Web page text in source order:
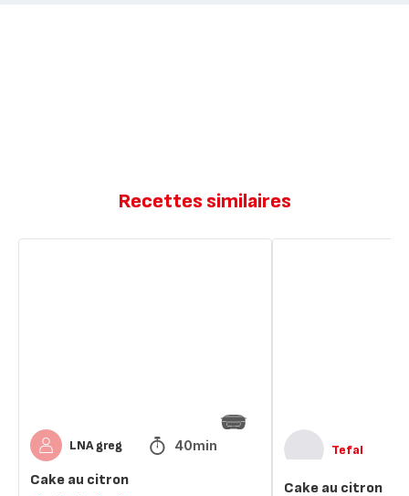
Recettes similaires
LNA greg 40min
Cake au citron
Tefal
Cake au citron